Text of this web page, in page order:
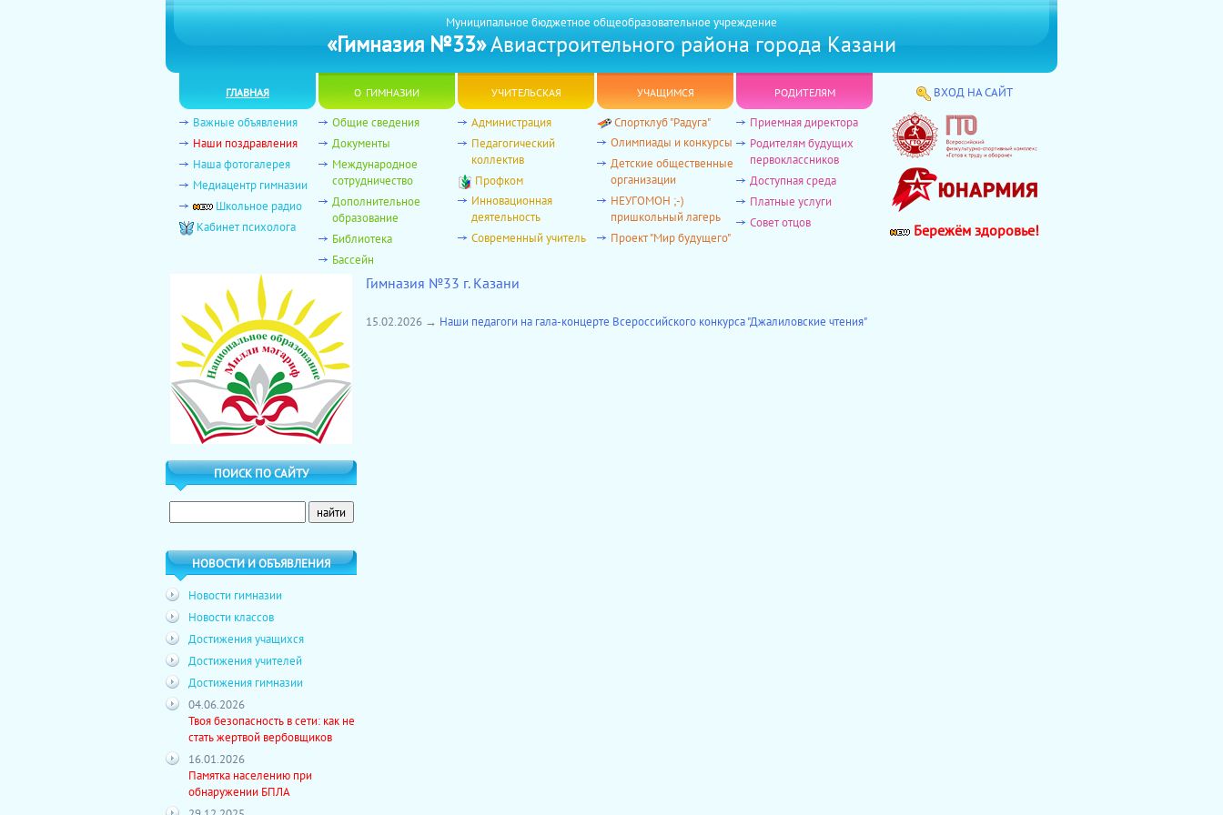
Муниципальное бюджетное общеобразовательное учреждение
«Гимназия №33»Авиастроительного района города Казани
главная о гимназии учительская учащимся родителям ВХОД НА САЙТ
Бережём здоровье!
Важные объявления
Наши поздравления
Наша фотогалерея
Медиацентр гимназии
Школьное радио
Кабинет психолога
Общие сведения
Документы
Международное
сотрудничество
Дополнительное
образование
Библиотека
Бассейн
Администрация
Педагогический
коллектив
Профком
Инновационная
деятельность
Современный учитель
Спортклуб "Радуга"
Олимпиады и конкурсы
Детские общественные
организации
НЕУГОМОН ;-)
пришкольный лагерь
Проект "Мир будущего"
Приемная директора
Родителям будущих
первоклассников
Доступная среда
Платные услуги
Совет отцов
ПОИСК ПО САЙТУ
НОВОСТИ И ОБЪЯВЛЕНИЯ
Новости гимназии
Новости классов
Достижения учащихся
Достижения учителей
Достижения гимназии
04.06.2026
Твоя безопасность в сети: как не
стать жертвой вербовщиков
16.01.2026
Памятка населению при
обнаружении БПЛА
Гимназия №33 г. Казани
15.02.2026 → Наши педагоги на гала-концерте Всероссийского конкурса "Джалиловские чтения"